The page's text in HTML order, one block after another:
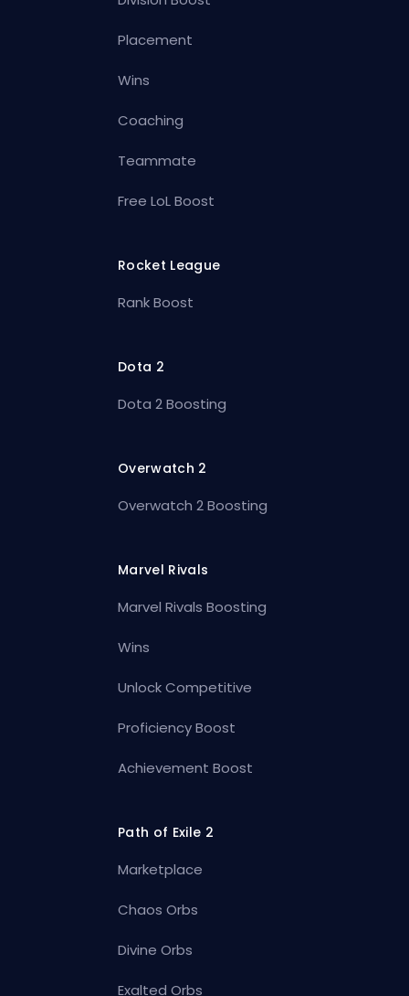
Placement
Wins
Coaching
Teammate
Free LoL Boost
Rocket League
Rank Boost
Dota 2
Dota 2 Boosting
Overwatch 2
Overwatch 2 Boosting
Marvel Rivals
Marvel Rivals Boosting
Wins
Unlock Competitive
Proficiency Boost
Achievement Boost
Path of Exile 2
Marketplace
Chaos Orbs
Divine Orbs
Exalted Orbs